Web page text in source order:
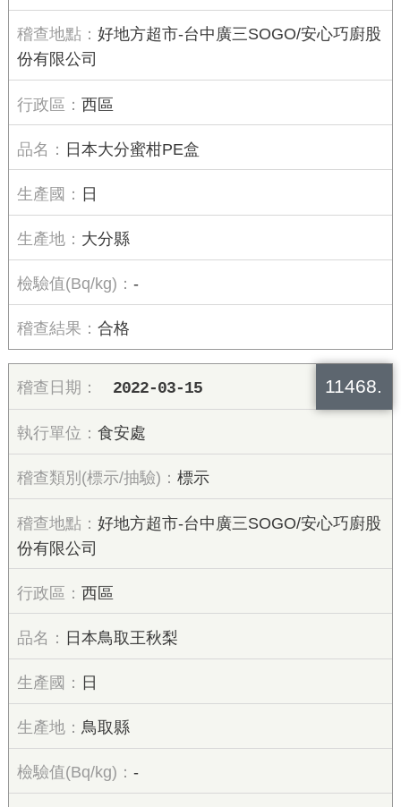
好地方超市-台中廣三SOGO/安心巧廚股
份有限公司
西區
日本大分蜜柑PE盒
日
大分縣
-
合格
11468.
2022-03-15
食安處
標示
好地方超市-台中廣三SOGO/安心巧廚股
份有限公司
西區
日本鳥取王秋梨
日
鳥取縣
-